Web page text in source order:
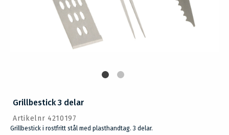
Grillbestick 3 delar
Artikelnr 4210197
Grillbestick i rostfritt stål med plasthandtag. 3 delar.